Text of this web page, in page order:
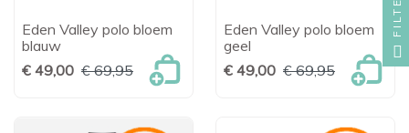
Eden Valley polo bloem
blauw
€ 49,00 € 69,95
Eden Valley polo bloem
geel
€ 49,00 € 69,95
FILTER